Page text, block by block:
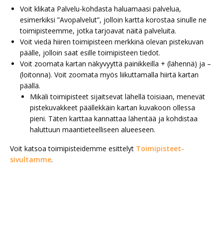
Voit klikata Palvelu-kohdasta haluamaasi palvelua,
esimerkiksi ”Avopalvelut”, jolloin kartta korostaa sinulle ne
toimipisteemme, jotka tarjoavat näitä palveluita.
Voit viedä hiiren toimipisteen merkkinä olevan pistekuvan
päälle, jolloin saat esille toimipisteen tiedot.
Voit zoomata kartan näkyvyyttä painikkeilla + (lähennä) ja –
(loitonna). Voit zoomata myös liikuttamalla hiirtä kartan
päällä.
Mikäli toimipisteet sijaitsevat lähellä toisiaan, menevät
pistekuvakkeet päällekkäin kartan kuvakoon ollessa
pieni. Täten karttaa kannattaa lähentää ja kohdistaa
haluttuun maantieteelliseen alueeseen.
Voit katsoa toimipisteidemme esittelyt Toimipisteet-
sivultamme.